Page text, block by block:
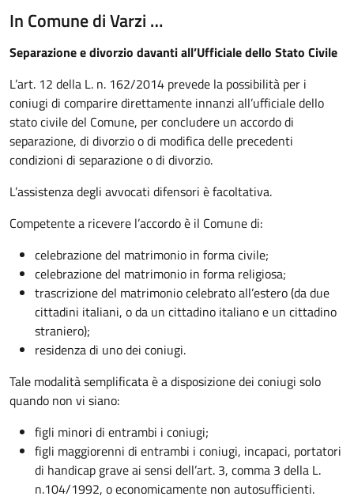
In Comune di Varzi …
Separazione e divorzio davanti all’Ufficiale dello Stato Civile
L’art. 12 della L. n. 162/2014 prevede la possibilità per i
coniugi di comparire direttamente innanzi all’ufficiale dello
stato civile del Comune, per concludere un accordo di
separazione, di divorzio o di modifica delle precedenti
condizioni di separazione o di divorzio.
L’assistenza degli avvocati difensori è facoltativa.
Competente a ricevere l’accordo è il Comune di:
celebrazione del matrimonio in forma civile;
celebrazione del matrimonio in forma religiosa;
trascrizione del matrimonio celebrato all’estero (da due
cittadini italiani, o da un cittadino italiano e un cittadino
straniero);
residenza di uno dei coniugi.
Tale modalità semplificata è a disposizione dei coniugi solo
quando non vi siano:
figli minori di entrambi i coniugi;
figli maggiorenni di entrambi i coniugi, incapaci, portatori
di handicap grave ai sensi dell’art. 3, comma 3 della L.
n.104/1992, o economicamente non autosufficienti.